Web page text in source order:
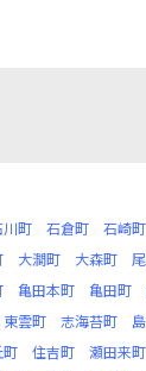
川町 石倉町 石崎町
大澗町 大森町
亀田本町 亀田町
東雲町 志海苔町
町 住吉町 瀬田来町